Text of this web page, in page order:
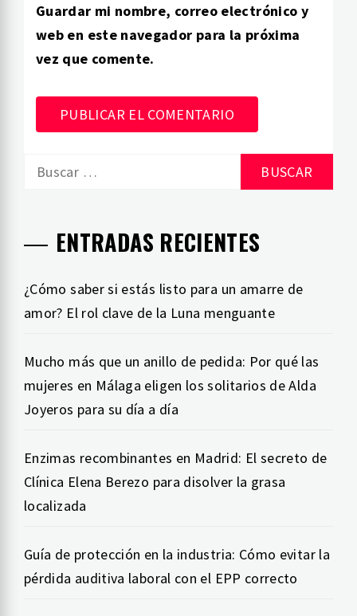
Guardar mi nombre, correo electrónico y
web en este navegador para la próxima
vez que comente.
Buscar:
ENTRADAS RECIENTES
¿Cómo saber si estás listo para un amarre de
amor? El rol clave de la Luna menguante
Mucho más que un anillo de pedida: Por qué las
mujeres en Málaga eligen los solitarios de Alda
Joyeros para su día a día
Enzimas recombinantes en Madrid: El secreto de
Clínica Elena Berezo para disolver la grasa
localizada
Guía de protección en la industria: Cómo evitar la
pérdida auditiva laboral con el EPP correcto